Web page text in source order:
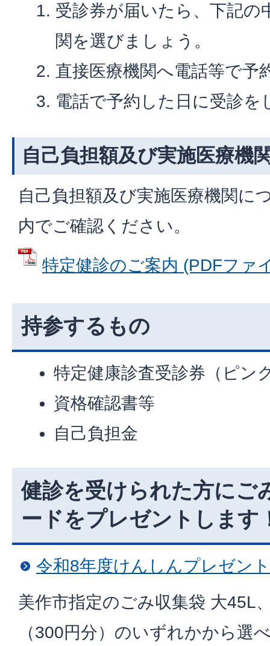
受診券が届いたら、下記の
関を選びましょう。
直接医療機関へ電話等で予
電話で予約した日に受診を
自己負担額及び実施医療機
自己負担額及び実施医療機関に
内でご確認ください。
特定健診のご案内 (PDFファ
持参するもの
特定健康診査受診券（ピン
資格確認書等
自己負担金
健診を受けられた方にご
ードをプレゼントします
令和8年度けんしんプレゼン
美作市指定のごみ収集袋 大45L
（300円分）のいずれかから選